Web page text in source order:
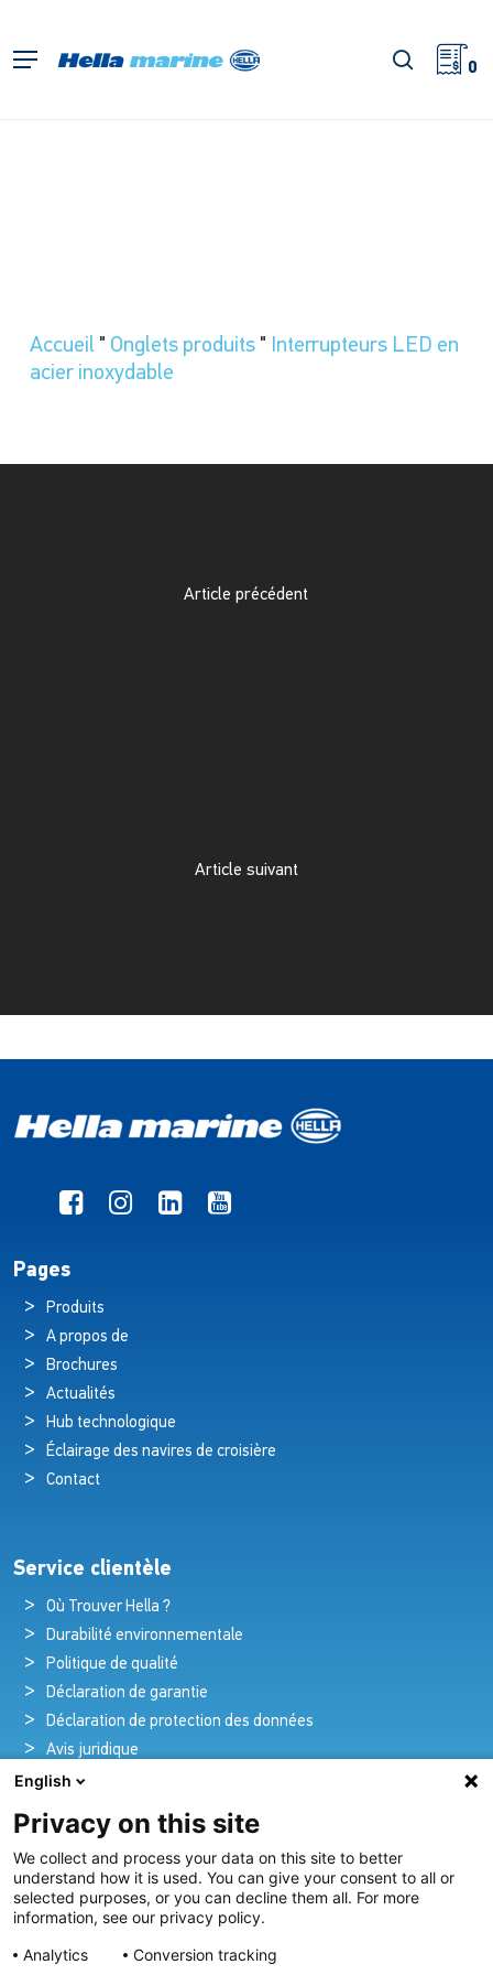
l'accueil
Menu 0
Accueil" Onglets produits" Interrupteurs LED en
acier inoxydable
Article précédent
Article suivant
Pages
Produits
A propos de
Brochures
Actualités
Hub technologique
Éclairage des navires de croisière
Contact
Service clientèle
Où Trouver Hella ?
Durabilité environnementale
Politique de qualité
Déclaration de garantie
Déclaration de protection des données
Avis juridique
Pionniers de la brillance et de l'innovation
nautique
Depuis plus de 100 ans, nous créons et fournissons avec
passion des solutions d'éclairage innovantes pour tous les
secteurs de l'industrie maritime.
English
Privacy on this site
We collect and process your data on this site to better
understand how it is used. You can give your consent to all or
selected purposes, or you can decline them all. For more
information, see our privacy policy.
Analytics
Conversion tracking